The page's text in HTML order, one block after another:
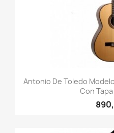
Antonio De Toledo
Con